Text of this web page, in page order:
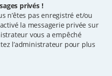
privés !
n’êtes pas enregistré et/ou
la messagerie privée sur
vous a empêché
l’administrateur pour plus